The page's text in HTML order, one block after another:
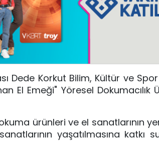
Dede Korkut Bilim, Kültür ve
El Emeği" Yöresel Dokumacılık
ürünleri ve el sanatlarının yer
yaşatılmasına katkı